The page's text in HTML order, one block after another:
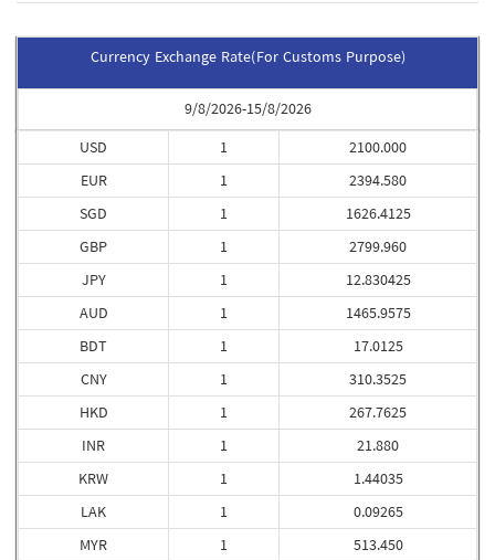
Currency Exchange Rate(For Customs Purpose)
9/8/2026-15/8/2026
USD
EUR
SGD
GBP
JPY
AUD
BDT
CNY
HKD
INR
KRW
LAK
MYR
1
1
1
1
1
1
1
1
1
1
1
1
1
2100.000
2394.580
1626.4125
2799.960
12.830425
1465.9575
17.0125
310.3525
267.7625
21.880
1.44035
0.09265
513.450